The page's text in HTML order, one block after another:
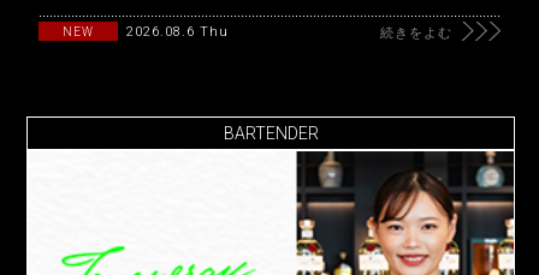
NEW 2026.08.6 Thu 続きをよむ
BARTENDER